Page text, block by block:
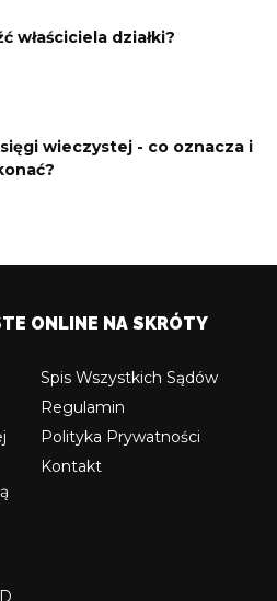
właściciela działki?
wieczystej - co oznacza i
ONLINE NA SKRÓTY
Spis Wszystkich Sądów
Regulamin
Polityka Prywatności
Kontakt